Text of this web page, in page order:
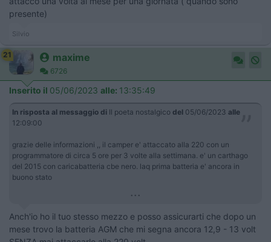
presente)
Silvio
21 maxime
6726
Inserito il 05/06/2023 alle: 13:35:49
In risposta al messaggio di Il poeta nostalgico del 05/06/2023 alle
12:09:00
grazie delle informazioni ,, il camper e' attaccato alla 220 con un
programmatore di circa 5 ore per 3 volte alla settimana. e' un carthago
del 2015 con caricabatteria cbe nero. laq prima batteria e' ancora in
buono stato
...
Anch'io ho il tuo stesso mezzo e posso assicurarti che dopo un
mese trovo la batteria AGM che mi segna ancora 12,9 - 13 volt